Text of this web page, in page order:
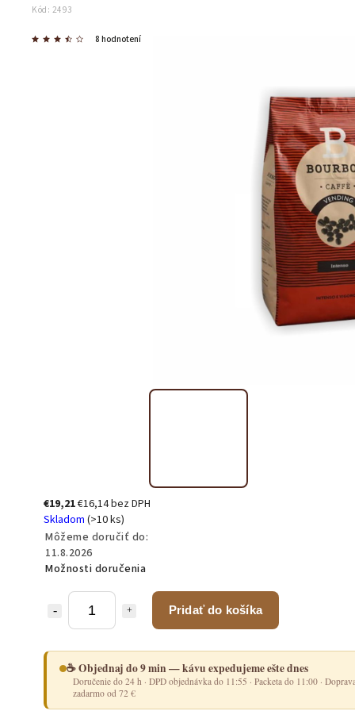
Kód: 2493
8 hodnotení
€19,21€16,14 bez DPH
Skladom (>10 ks)
Môžeme doručiť do:
11.8.2026
Možnosti doručenia
Pridať do košíka
☕ Objednaj do 9 min — kávu expedujeme ešte dnes
Doručenie do 24 h · DPD objednávka do 11:55 · Packeta do 11:00 ·
zadarmo od 72 €